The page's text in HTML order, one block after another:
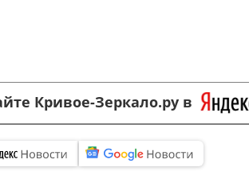
Кривое-Зеркало.ру в